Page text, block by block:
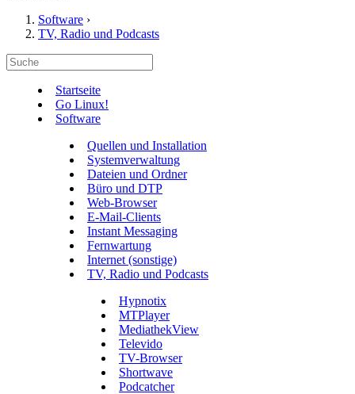
Software ›
TV, Radio und Podcasts
Startseite
Go Linux!
Software
Quellen und Installation
Systemverwaltung
Dateien und Ordner
Büro und DTP
Web-Browser
E-Mail-Clients
Instant Messaging
Fernwartung
Internet (sonstige)
TV, Radio und Podcasts
Hypnotix
MTPlayer
MediathekView
Televido
TV-Browser
Shortwave
Podcatcher